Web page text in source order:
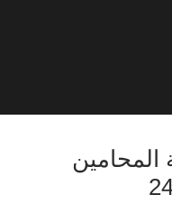
المحامين